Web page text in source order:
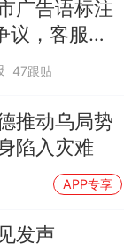
广告语标注
议，客服回
47跟贴
推动乌局势
陷入灾难
APP专享
发声